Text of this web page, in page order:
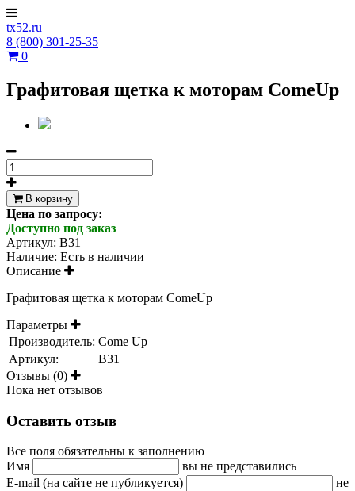
tx52.ru
8 (800) 301-25-35
0
Графитовая щетка к моторам ComeUp
В корзину
Цена по запросу:
Доступно под заказ
Артикул: B31
Наличие: Есть в наличии
Описание
Графитовая щетка к моторам ComeUp
Параметры
Производитель: Come Up
Артикул:
B31
Отзывы (0)
Пока нет отзывов
Оставить отзыв
Все поля обязательны к заполнению
Имя
вы не представились
E-mail (на сайте не публикуется)
не